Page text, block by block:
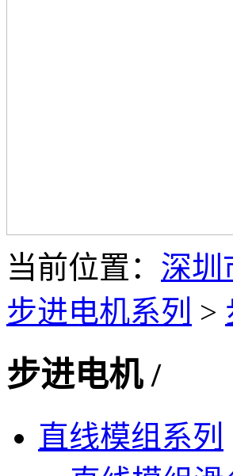
当前位置： 深圳
步进电机系列 >
步进电机/
直线模组系列